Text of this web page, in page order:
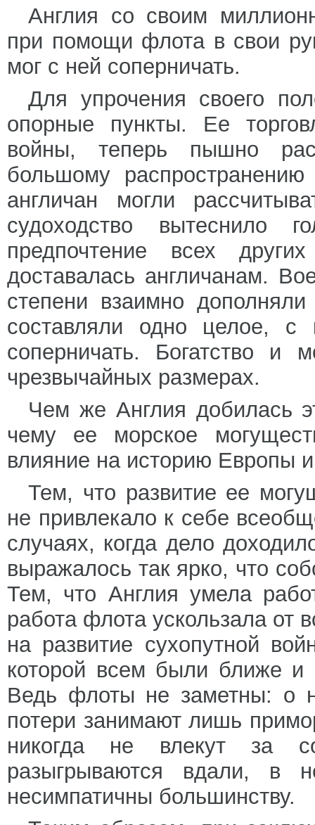
Англия со своим
при помощи флота в свои
мог с ней соперничать.
Для упрочения своего
опорные пункты. Ее
войны, теперь пышно
большому
англичан могли
судоходство вытеснило
предпочтение всех
доставалась англичанам.
степени взаимно
составляли одно целое, с
соперничать. Богатство и
чрезвычайных размерах.
Чем же Англия добилась
чему ее морское
влияние на историю Европы
Тем, что развитие ее
не привлекало к себе
случаях, когда дело
выражалось так ярко, что
Тем, что Англия умела
работа флота ускользала от
на развитие сухопутной
которой всем были ближе и
Ведь флоты не заметны: о
потери занимают лишь
никогда не влекут за
разыгрываются вдали, в
несимпатичны большинству.